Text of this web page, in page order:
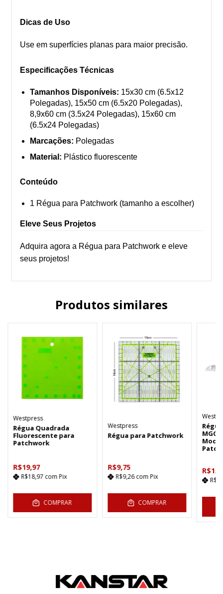
Dicas de Uso
Use em superfícies planas para maior precisão.
Especificações Técnicas
Tamanhos Disponíveis: 15x30 cm (6.5x12
Polegadas), 15x50 cm (6.5x20 Polegadas),
8,9x60 cm (3.5x24 Polegadas), 15x60 cm
(6.5x24 Polegadas)
Marcações: Polegadas
Material: Plástico fluorescente
Conteúdo
1 Régua para Patchwork (tamanho a escolher)
Eleve Seus Projetos
Adquira agora a Régua para Patchwork e eleve
seus projetos!
Produtos similares
Westpress
Régua Quadrada
Fluorescente para
Patchwork
R$19,97
R$18,97 com Pix
COMPRAR
Westpress
Régua para Patchwork
R$9,75
R$9,26com Pix
COMPRAR
MGC